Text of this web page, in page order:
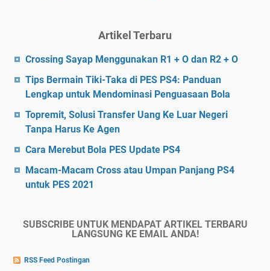
Artikel Terbaru
Crossing Sayap Menggunakan R1 + O dan R2 + O
Tips Bermain Tiki-Taka di PES PS4: Panduan
Lengkap untuk Mendominasi Penguasaan Bola
Topremit, Solusi Transfer Uang Ke Luar Negeri
Tanpa Harus Ke Agen
Cara Merebut Bola PES Update PS4
Macam-Macam Cross atau Umpan Panjang PS4
untuk PES 2021
SUBSCRIBE UNTUK MENDAPAT ARTIKEL TERBARU
LANGSUNG KE EMAIL ANDA!
RSS Feed Postingan